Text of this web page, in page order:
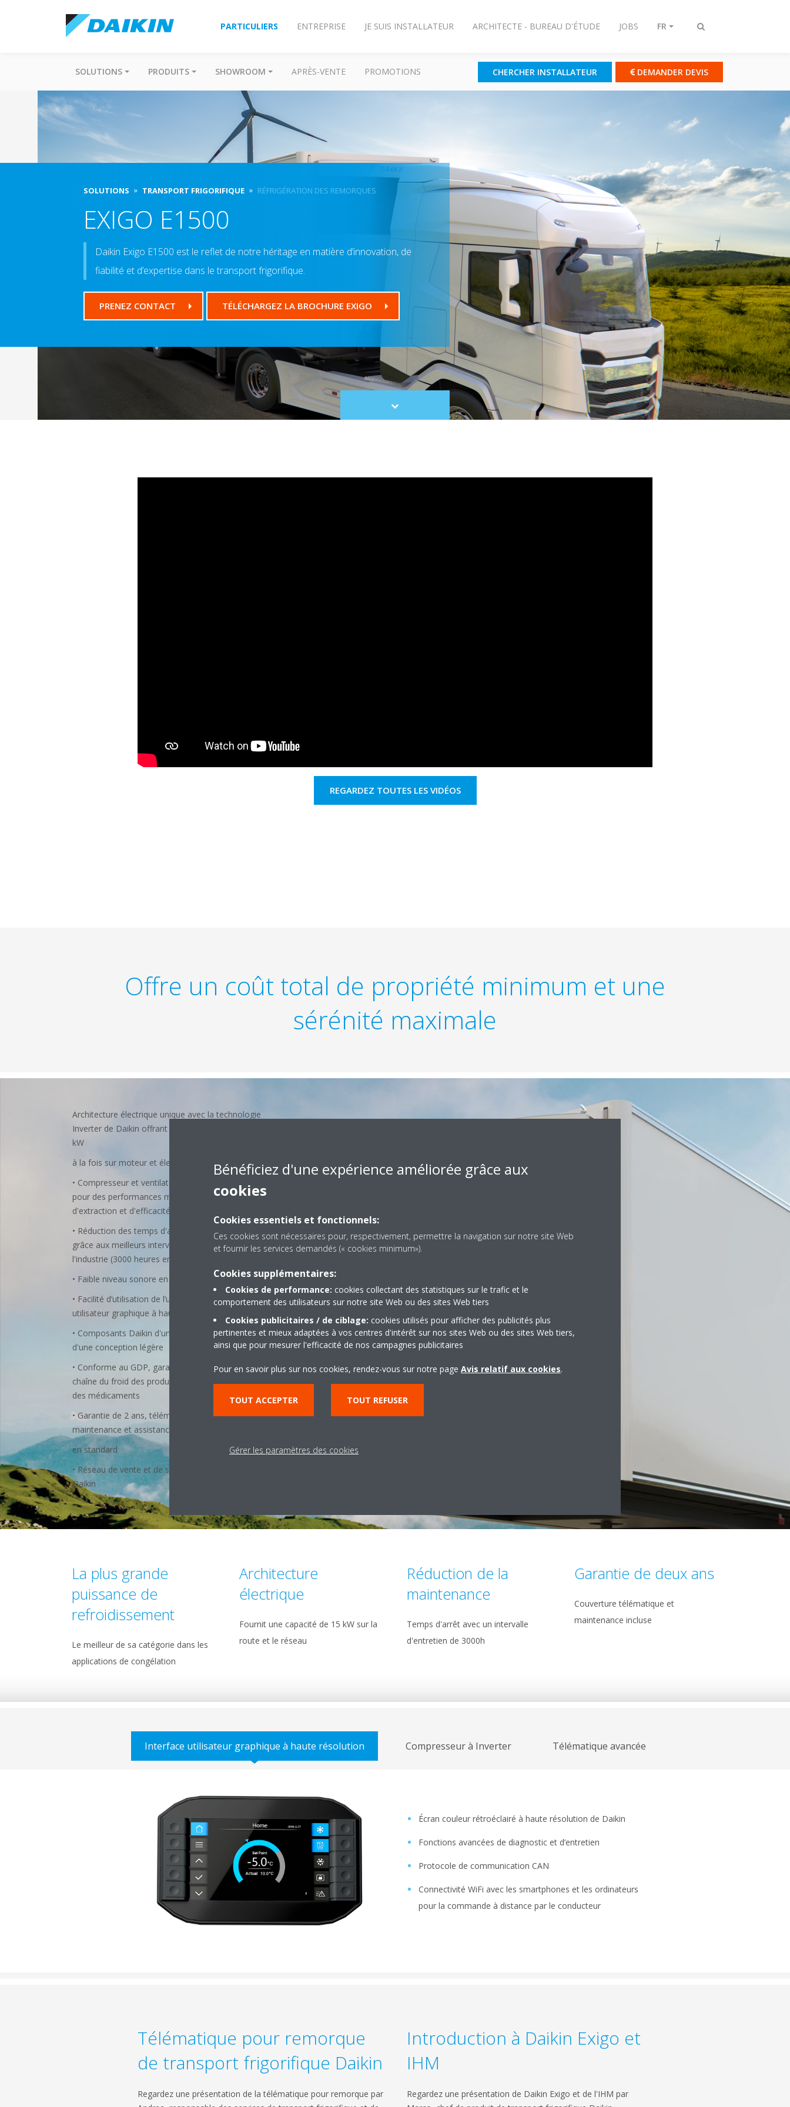
Afficher/masquer
PARTICULIERS ENTREPRISE JE SUIS INSTALLATEUR ARCHITECTE - BUREAU D'ÉTUDE JOBS FR
SOLUTIONS PRODUITS SHOWROOM APRÈS-VENTE PROMOTIONS CHERCHER INSTALLATEUR DEMANDER DEVIS
SOLUTIONS TRANSPORT FRIGORIFIQUE RÉFRIGÉRATION DES REMORQUES
EXIGO E1500
Daikin Exigo E1500 est le reflet de notre héritage en matière d’innovation, de
fiabilité et d’expertise dans le transport frigorifique.
PRENEZ CONTACT TÉLÉCHARGEZ LA BROCHURE EXIGO
Scroll
to
REGARDEZ TOUTES LES VIDÉOS
Offre un coût total de propriété minimum et une
sérénité maximale
Architecture électrique unique avec la technologie
Inverter de Daikin offrant une capacité réelle de 15
kW
à la fois sur moteur et électricité
• Compresseur et ventilateurs à vitesse variable
pour des performances maximales en termes
d'extraction et d'efficacité énergétique
• Réduction des temps d'arrêt pour maintenance
grâce aux meilleurs intervalles de service de
l'industrie (3000 heures en standard)
• Faible niveau sonore en standard
• Facilité d’utilisation de l’unité grâce à l’interface
utilisateur graphique à haute résolution
• Composants Daikin d'une fiabilité éprouvée et
d'une conception légère
• Conforme au GDP, garantissant l'intégrité de la
chaîne du froid des produits pharmaceutiques et
des médicaments
• Garantie de 2 ans, télématique, couverture de
maintenance et assistance d'urgence 24/7 incluse
en standard
• Réseau de vente et de service EMEA soutenu par
Daikin
La plus grande
puissance de
refroidissement
Le meilleur de sa catégorie dans les
applications de congélation
Architecture
électrique
Fournit une capacité de 15 kW sur la
route et le réseau
Réduction de la
maintenance
Temps d'arrêt avec un intervalle
d'entretien de 3000h
Garantie de deux ans
Couverture télématique et
maintenance incluse
Interface utilisateur graphique à haute résolution Compresseur à Inverter Télématique avancée
Écran couleur rétroéclairé à haute résolution de Daikin
Fonctions avancées de diagnostic et d’entretien
Protocole de communication CAN
Connectivité WiFi avec les smartphones et les ordinateurs
pour la commande à distance par le conducteur
Télématique pour remorque
de transport frigorifique Daikin
Regardez une présentation de la télématique pour remorque par
Introduction à Daikin Exigo et
IHM
Regardez une présentation de Daikin Exigo et de l'IHM par
Bénéficiez d'une expérience améliorée grâce aux
cookies
Cookies essentiels et fonctionnels:
Ces cookies sont nécessaires pour, respectivement, permettre la navigation sur notre site Web
et fournir les services demandés (« cookies minimum»).
Cookies supplémentaires:
Cookies de performance: cookies collectant des statistiques sur le trafic et le
comportement des utilisateurs sur notre site Web ou des sites Web tiers
Cookies publicitaires / de ciblage: cookies utilisés pour afficher des publicités plus
pertinentes et mieux adaptées à vos centres d'intérêt sur nos sites Web ou des sites Web tiers,
ainsi que pour mesurer l'efficacité de nos campagnes publicitaires
Pour en savoir plus sur nos cookies, rendez-vous sur notre page Avis relatif aux cookies.
TOUT ACCEPTER TOUT REFUSER
Gérer les paramètres des cookies